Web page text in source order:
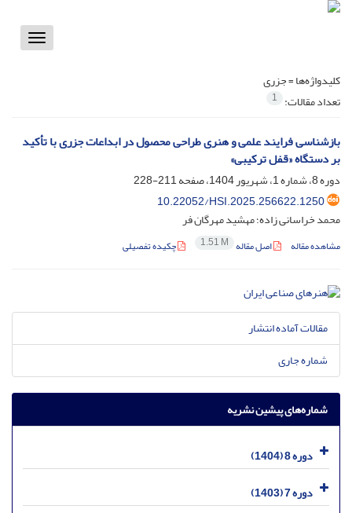
Toggle
کلیدواژه‌ها =جزری
تعداد مقالات: 1
بازشناسی فرایند علمی و هنری طراحی محصول در ابداعات جزری با تأکید
بر دستگاه «قفل ترکیبی»
دوره 8، شماره 1، شهریور 1404، صفحه
211-228
10.22052/HSI.2025.256622.1250
محمد خراسانی زاده؛ مهشید مهرگان فر
مشاهده مقاله اصل مقاله 1.51 M چکیده تفصیلی
مقالات آماده انتشار
شماره جاری
شماره‌های پیشین نشریه
دوره 8 (1404)
دوره 7 (1403)